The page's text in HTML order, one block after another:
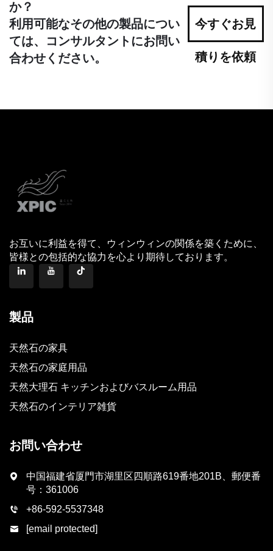
か？
利用可能なその他の製品につい
ては、コンサルタントにお問い
合わせください。
今すぐお見
積りを依頼
お互いに利益を得て、ウィンウィンの関係を築くために、
皆様との包括的な協力を心より期待しております。
製品
天然石の家具
天然石の家庭用品
天然大理石 キッチンおよびバスルーム用品
天然石のインテリア雑貨
お問い合わせ
中国福建省厦門市湖里区四順路619番地201B、郵便番
号：361006
+86-592-5537348
[email protected]